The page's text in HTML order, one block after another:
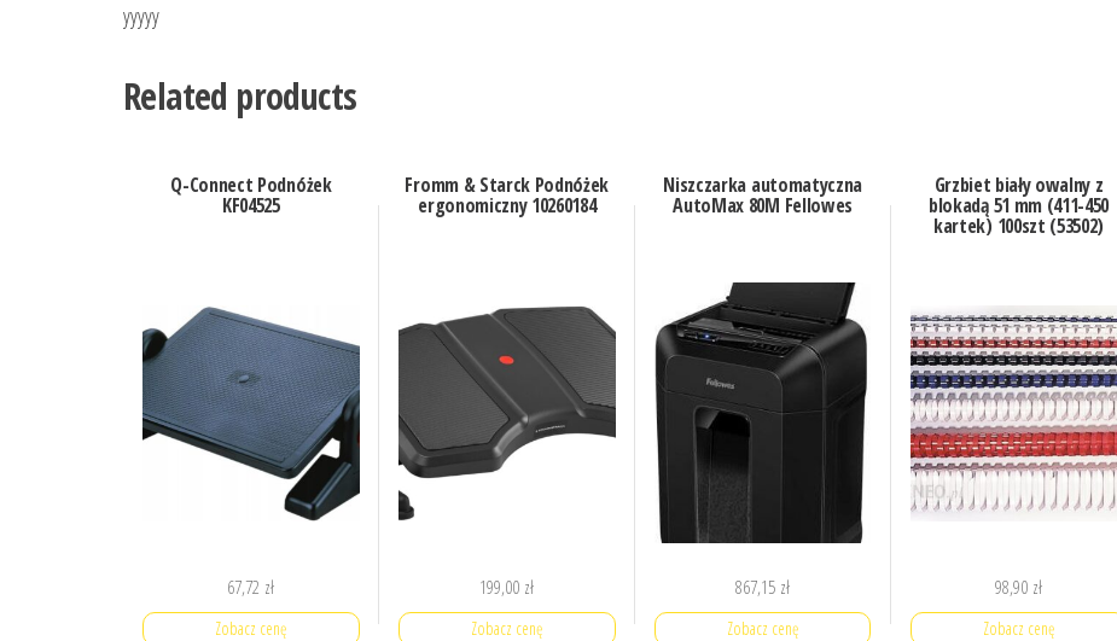
yyyyy
Related products
Q-Connect Podnóżek
KF04525
67,72 zł
Zobacz cenę
Fromm & Starck Podnóżek
ergonomiczny 10260184
199,00 zł
Zobacz cenę
Niszczarka automatyczna
AutoMax 80M Fellowes
867,15 zł
Zobacz cenę
Grzbiet biały owalny z
blokadą 51 mm (411-450
kartek) 100szt (53502)
98,90 zł
Zobacz cenę